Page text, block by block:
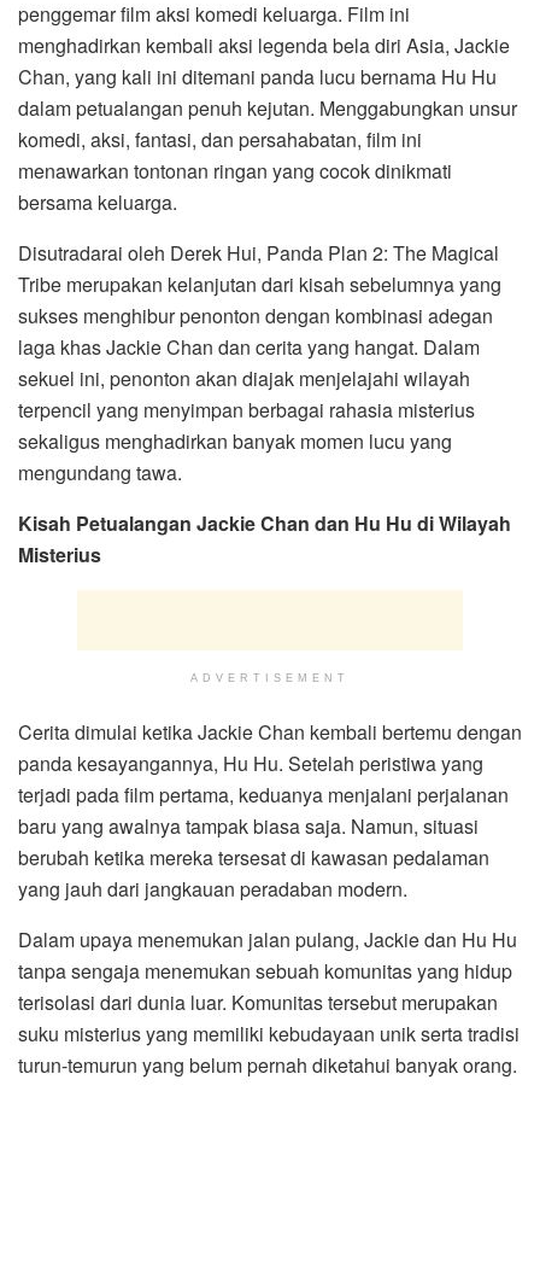
penggemar film aksi komedi keluarga. Film ini
menghadirkan kembali aksi legenda bela diri Asia, Jackie
Chan, yang kali ini ditemani panda lucu bernama Hu Hu
dalam petualangan penuh kejutan. Menggabungkan unsur
komedi, aksi, fantasi, dan persahabatan, film ini
menawarkan tontonan ringan yang cocok dinikmati
bersama keluarga.
Disutradarai oleh Derek Hui, Panda Plan 2: The Magical
Tribe merupakan kelanjutan dari kisah sebelumnya yang
sukses menghibur penonton dengan kombinasi adegan
laga khas Jackie Chan dan cerita yang hangat. Dalam
sekuel ini, penonton akan diajak menjelajahi wilayah
terpencil yang menyimpan berbagai rahasia misterius
sekaligus menghadirkan banyak momen lucu yang
mengundang tawa.
Kisah Petualangan Jackie Chan dan Hu Hu di Wilayah
Misterius
ADVERTISEMENT
Cerita dimulai ketika Jackie Chan kembali bertemu dengan
panda kesayangannya, Hu Hu. Setelah peristiwa yang
terjadi pada film pertama, keduanya menjalani perjalanan
baru yang awalnya tampak biasa saja. Namun, situasi
berubah ketika mereka tersesat di kawasan pedalaman
yang jauh dari jangkauan peradaban modern.
Dalam upaya menemukan jalan pulang, Jackie dan Hu Hu
tanpa sengaja menemukan sebuah komunitas yang hidup
terisolasi dari dunia luar. Komunitas tersebut merupakan
suku misterius yang memiliki kebudayaan unik serta tradisi
turun-temurun yang belum pernah diketahui banyak orang.